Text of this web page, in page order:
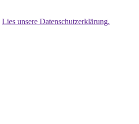
Lies unsere Datenschutzerklärung.